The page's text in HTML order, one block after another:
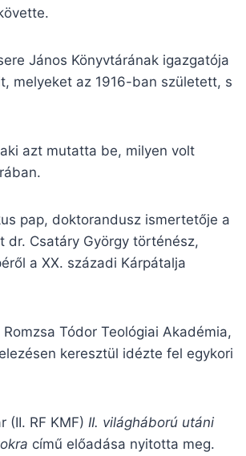
János Könyvtárának igazgatója
melyeket az 1916-ban született, s
azt mutatta be, milyen volt
pap, doktorandusz ismertetője a
dr. Csatáry György történész,
a XX. századi Kárpátalja
Tódor Teológiai Akadémia,
keresztül idézte fel egykori
(II. RF KMF) II. világháború utáni
című előadása nyitotta meg.